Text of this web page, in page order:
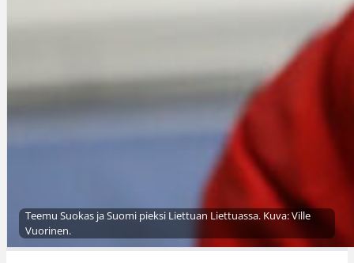
Teemu Suokas ja Suomi pieksi Liettuan Liettuassa. Kuva: Ville
Vuorinen.